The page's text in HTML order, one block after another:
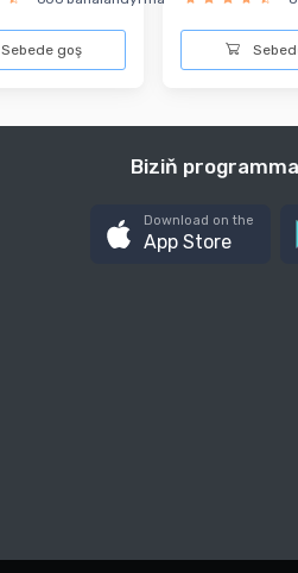
Sebede goş
Biziň
Download on the
App Store